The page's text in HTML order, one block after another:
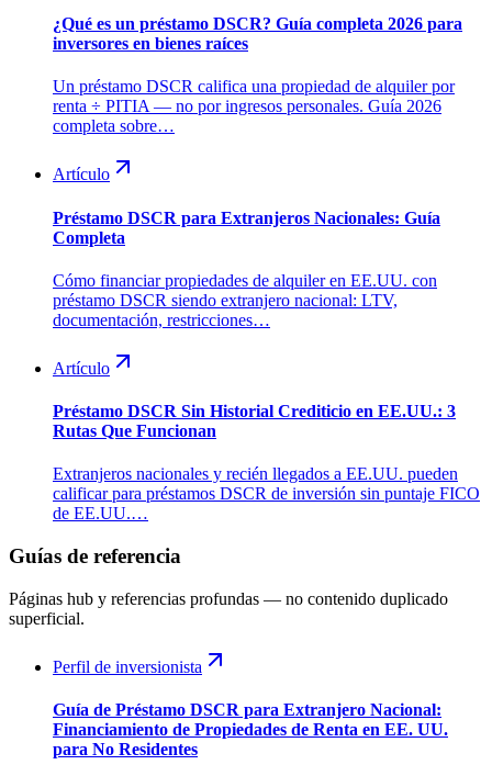
¿Qué es un préstamo DSCR? Guía completa 2026 para
inversores en bienes raíces
Un préstamo DSCR califica una propiedad de alquiler por
renta ÷ PITIA — no por ingresos personales. Guía 2026
completa sobre…
Artículo
Préstamo DSCR para Extranjeros Nacionales: Guía
Completa
Cómo financiar propiedades de alquiler en EE.UU. con
préstamo DSCR siendo extranjero nacional: LTV,
documentación, restricciones…
Artículo
Préstamo DSCR Sin Historial Crediticio en EE.UU.: 3
Rutas Que Funcionan
Extranjeros nacionales y recién llegados a EE.UU. pueden
calificar para préstamos DSCR de inversión sin puntaje FICO
de EE.UU.…
Guías de referencia
Páginas hub y referencias profundas — no contenido duplicado
superficial.
Perfil de inversionista
Guía de Préstamo DSCR para Extranjero Nacional:
Financiamiento de Propiedades de Renta en EE. UU.
para No Residentes